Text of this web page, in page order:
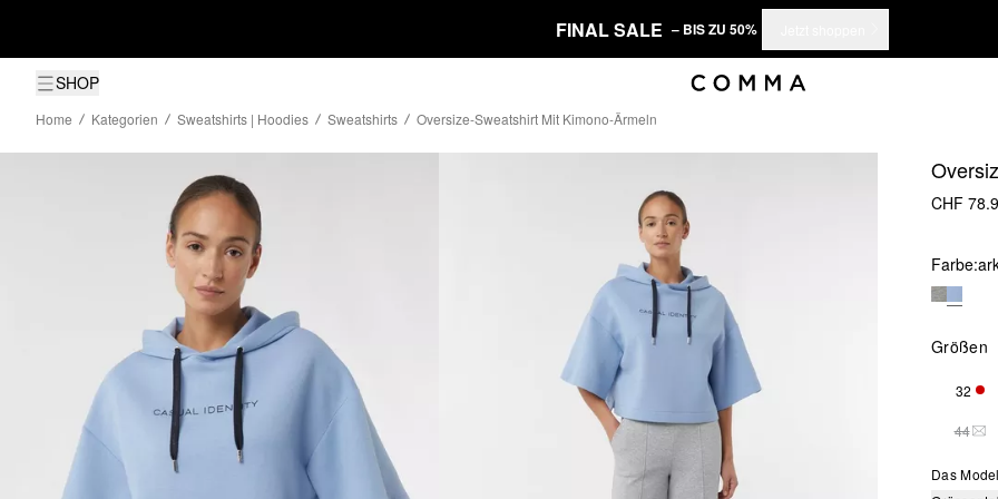
FINAL SALE – BIS ZU 50%
SHOP
Home
Kategorien Sweatshirts | Hoodies Sweatshirts Oversize-Sweatshirt Mit Kimono-Ärmeln
CHF
Farbe:
Größen
32
44
Das